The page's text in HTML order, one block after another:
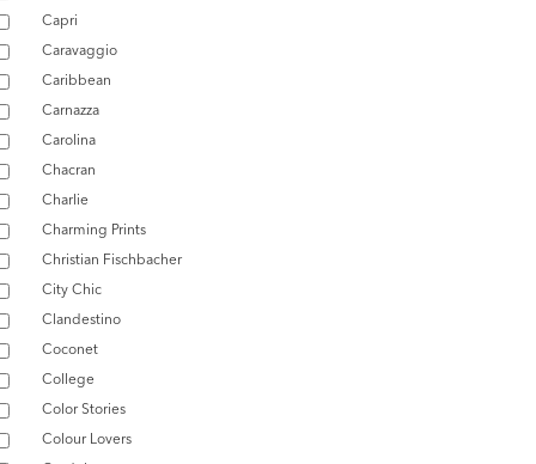
Capri
Caravaggio
Caribbean
Carnazza
Carolina
Chacran
Charlie
Charming Prints
Christian Fischbacher
City Chic
Clandestino
Coconet
College
Color Stories
Colour Lovers